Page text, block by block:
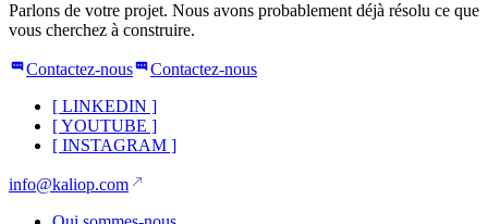
Parlons de votre projet. Nous avons probablement déjà résolu ce que
vous cherchez à construire.
Contactez-nous
Contactez-nous
[ LINKEDIN ]
[YOUTUBE ]
[ INSTAGRAM ]
info@kaliop.com